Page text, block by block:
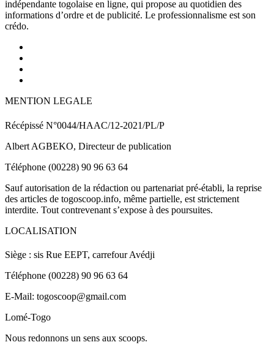
indépendante togolaise en ligne, qui propose au quotidien des
informations d’ordre et de publicité. Le professionnalisme est son
crédo.
MENTION LEGALE
Récépissé N°0044/HAAC/12-2021/PL/P
Albert AGBEKO, Directeur de publication
Téléphone (00228) 90 96 63 64
Sauf autorisation de la rédaction ou partenariat pré-établi, la reprise
des articles de togoscoop.info, même partielle, est strictement
interdite. Tout contrevenant s’expose à des poursuites.
LOCALISATION
Siège : sis Rue EEPT, carrefour Avédji
Téléphone (00228) 90 96 63 64
E-Mail: togoscoop@gmail.com
Lomé-Togo
Nous redonnons un sens aux scoops.